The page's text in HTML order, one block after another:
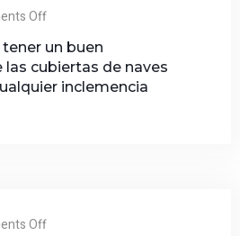
Off
un buen
cubiertas de naves
inclemencia
Off